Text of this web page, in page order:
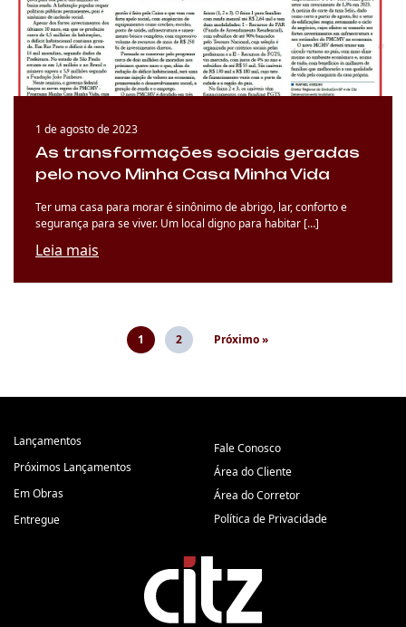
1 de agosto de 2023
As transformações sociais geradas
pelo novo Minha Casa Minha Vida
Ter uma casa para morar é sinônimo de abrigo, lar, conforto e
segurança para se viver. Um local digno para habitar […]
Leia mais
1 2 Próximo »
Lançamentos
Próximos Lançamentos
Em Obras
Entregue
Fale Conosco
Área do Cliente
Área do Corretor
Política de Privacidade